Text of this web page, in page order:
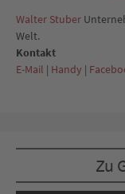
Walter Stuber
Welt.
Kontakt
E-Mail | Handy |
Zu